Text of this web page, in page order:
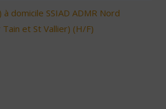
domicile SSIAD ADMR Nord
et St Vallier) (H/F)